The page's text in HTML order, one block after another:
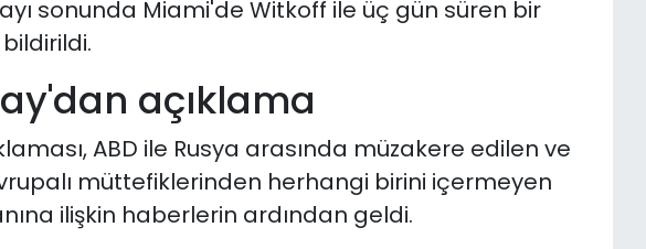
sonunda Miami'de Witkoff ile üç gün süren bir
açıklama
ABD ile Rusya arasında müzakere edilen ve
müttefiklerinden herhangi birini içermeyen
ilişkin haberlerin ardından geldi.